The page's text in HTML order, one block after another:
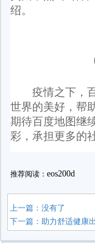
绍。
疫情之下，
世界的美好，帮
期待百度地图继
彩，承担更多的
推荐阅读： eos200d
上一篇：没有了
下一篇：助力舒适健康